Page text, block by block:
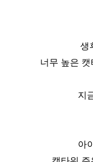
생
너무 높은
지
아